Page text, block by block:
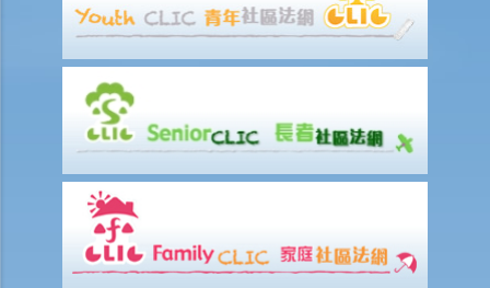
6. 如果买方有意购入的单位是负资产（售价未能完全抵销未清还的按揭
贷款），买方可如何减低风险？
7. 如果买方要申请按揭贷款，应该如何处理？
8. 在签订临时买卖合约后，买方可否将物业转卖给他人（俗称「摸货」
交易）？
9. 买家可否在签订临时或正式买卖合约后拒绝完成购买凶宅？
正式卖买合约
1. 签订正式买卖合约及缴付加付订金（大订）的一般步骤是怎样？
2. 我（作为买方）签订临时买卖合约后，才打算在正式买卖合约中加入